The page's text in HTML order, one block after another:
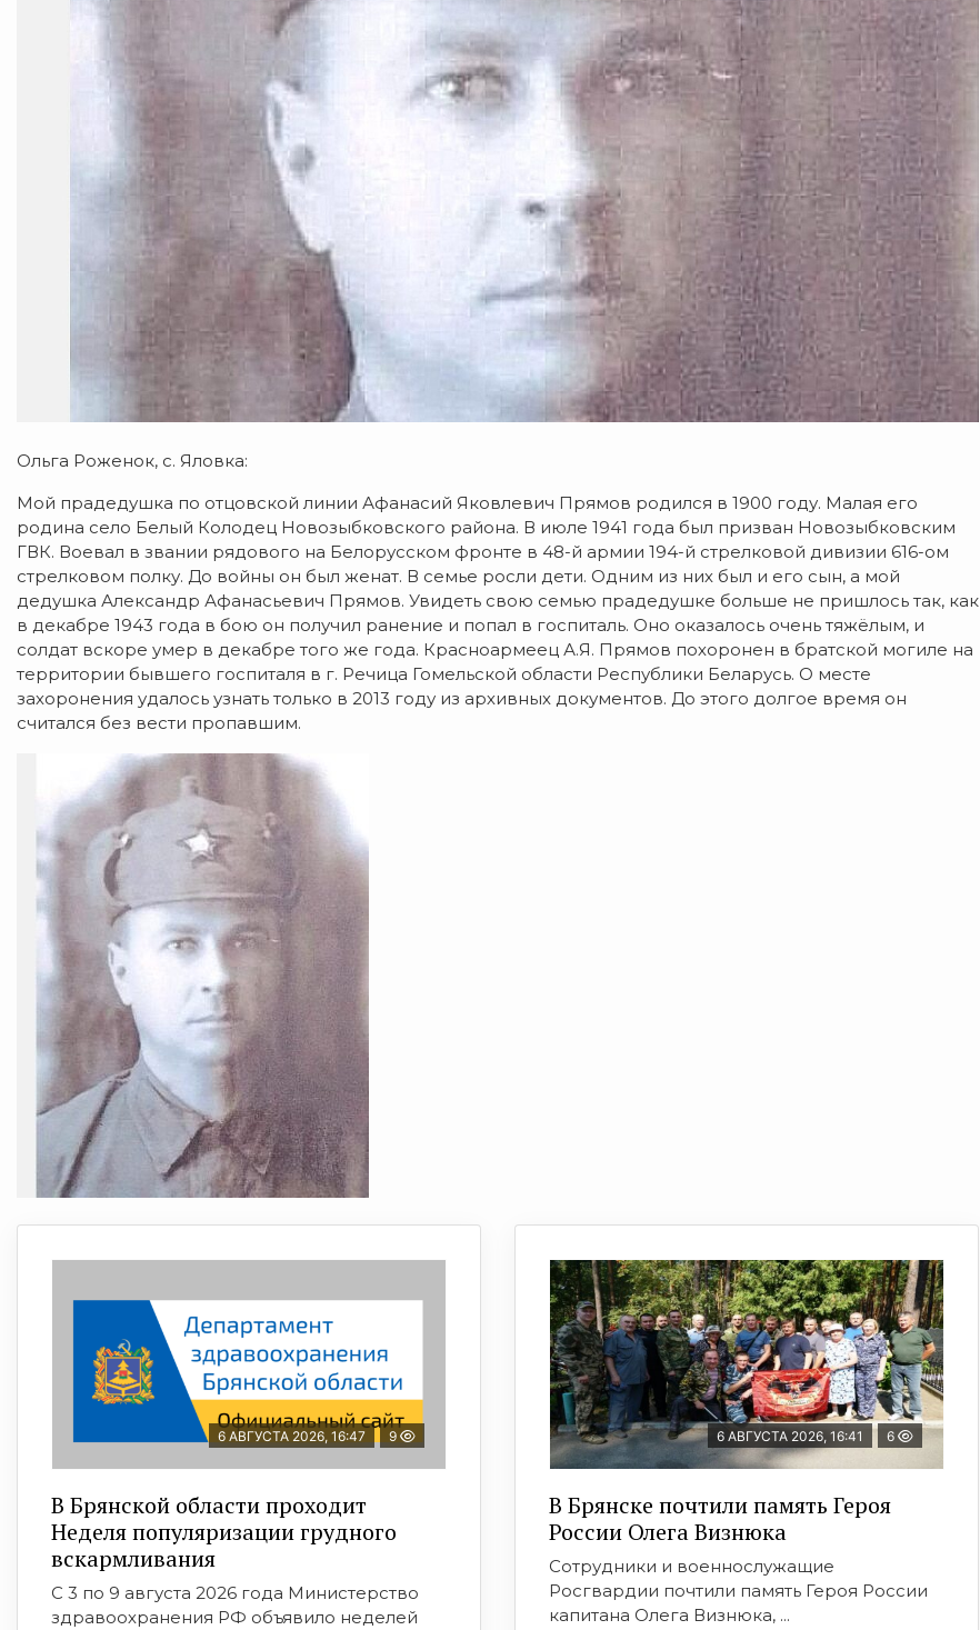
Ольга Роженок, с. Яловка:
Мой прадедушка по отцовской линии Афанасий Яковлевич Прямов родился в 1900 году. Малая его
родина село Белый Колодец Новозыбковского района. В июле 1941 года был призван Новозыбковским
ГВК. Воевал в звании рядового на Белорусском фронте в 48-й армии 194-й стрелковой дивизии 616-ом
стрелковом полку. До войны он был женат. В семье росли дети. Одним из них был и его сын, а мой
дедушка Александр Афанасьевич Прямов. Увидеть свою семью прадедушке больше не пришлось так, как
в декабре 1943 года в бою он получил ранение и попал в госпиталь. Оно оказалось очень тяжёлым, и
солдат вскоре умер в декабре того же года. Красноармеец А.Я. Прямов похоронен в братской могиле на
территории бывшего госпиталя в г. Речица Гомельской области Республики Беларусь. О месте
захоронения удалось узнать только в 2013 году из архивных документов. До этого долгое время он
считался без вести пропавшим.
6 АВГУСТА 2026, 16:47 9
В Брянской области проходит
Неделя популяризации грудного
вскармливания
С 3 по 9 августа 2026 года Министерство
здравоохранения РФ объявило неделей
6 АВГУСТА 2026, 16:41 6
В Брянске почтили память Героя
России Олега Визнюка
Сотрудники и военнослужащие
Росгвардии почтили память Героя России
капитана Олега Визнюка, ...